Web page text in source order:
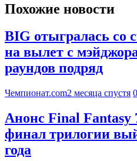
Похожие новости
BIG отыгралась со
на вылет с
раундов подряд
Чемпионат.com2 месяца спустя 0
Анонс Final
финал трилогии
года